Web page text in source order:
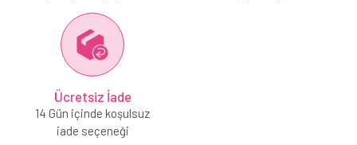
Ücretsiz İade
14 Gün içinde koşulsuz
iade seçeneği